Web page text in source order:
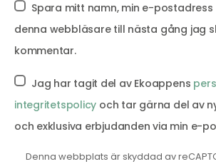
Spara mitt namn, min e-
denna webbläsare till nästa gång jag
kommentar.
Jag har tagit del av Ekoappens
integritetspolicy och tar gärna del av
och exklusiva erbjudanden via min e-
Denna webbplats är skyddad av